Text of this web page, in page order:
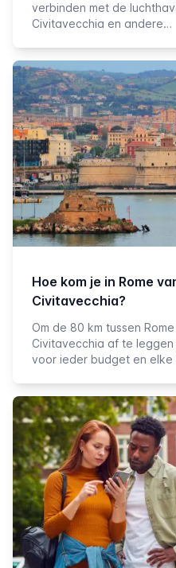
verbinden met de
Civitavecchia en andere…
Hoe kom je in Rome
Civitavecchia?
Om de 80 km tussen
Civitavecchia af te
voor ieder budget en elke